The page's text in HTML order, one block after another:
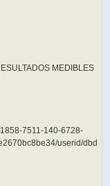
MEDIBLES
7511-140-6728-
userid/dbd